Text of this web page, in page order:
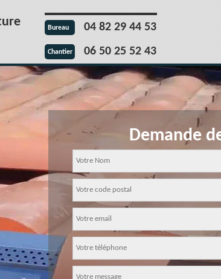
Bureau 04 82 29 44 53
Chantier 06 50 25 52 43
Demande